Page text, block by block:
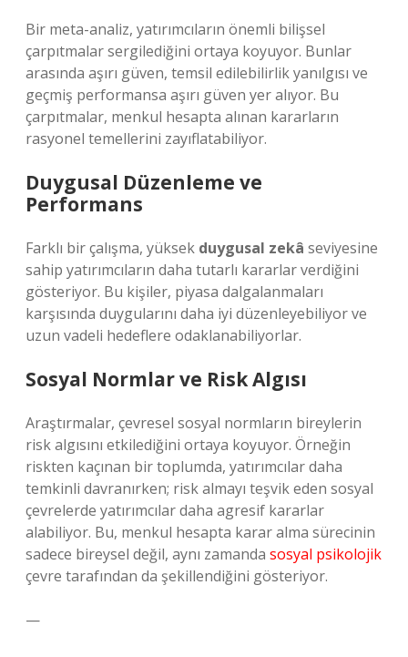
Bir meta-analiz, yatırımcıların önemli bilişsel
çarpıtmalar sergilediğini ortaya koyuyor. Bunlar
arasında aşırı güven, temsil edilebilirlik yanılgısı ve
geçmiş performansa aşırı güven yer alıyor. Bu
çarpıtmalar, menkul hesapta alınan kararların
rasyonel temellerini zayıflatabiliyor.
Duygusal Düzenleme ve
Performans
Farklı bir çalışma, yüksek duygusal zekâ seviyesine
sahip yatırımcıların daha tutarlı kararlar verdiğini
gösteriyor. Bu kişiler, piyasa dalgalanmaları
karşısında duygularını daha iyi düzenleyebiliyor ve
uzun vadeli hedeflere odaklanabiliyorlar.
Sosyal Normlar ve Risk Algısı
Araştırmalar, çevresel sosyal normların bireylerin
risk algısını etkilediğini ortaya koyuyor. Örneğin
riskten kaçınan bir toplumda, yatırımcılar daha
temkinli davranırken; risk almayı teşvik eden sosyal
çevrelerde yatırımcılar daha agresif kararlar
alabiliyor. Bu, menkul hesapta karar alma sürecinin
sadece bireysel değil, aynı zamanda sosyal psikolojik
çevre tarafından da şekillendiğini gösteriyor.
—